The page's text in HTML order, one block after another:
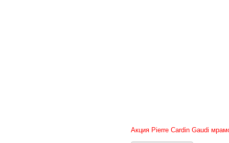
Акция Pierre Cardin Gaudi